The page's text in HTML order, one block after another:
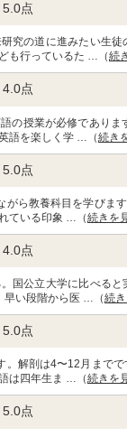
5.0点
究の道に進みたい生
も行っているた …（続
4.0点
の授業が必修であり
語を楽しく学 …（続き
5.0点
がら教養科目を学びま
ている印象 …（続きを
4.0点
国公立大学に比べる
早い段階から医 …（続
5.0点
解剖は4〜12月まで
は四年生ま …（続きを
5.0点